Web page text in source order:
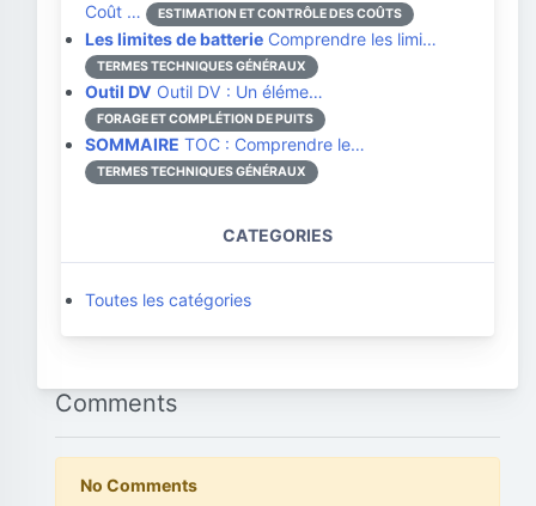
Coût …
ESTIMATION ET CONTRÔLE DES COÛTS
Les limites de batterie Comprendre les limi…
TERMES TECHNIQUES GÉNÉRAUX
Outil DV Outil DV : Un éléme…
FORAGE ET COMPLÉTION DE PUITS
SOMMAIRE TOC : Comprendre le…
TERMES TECHNIQUES GÉNÉRAUX
CATEGORIES
Toutes les catégories
Comments
No Comments